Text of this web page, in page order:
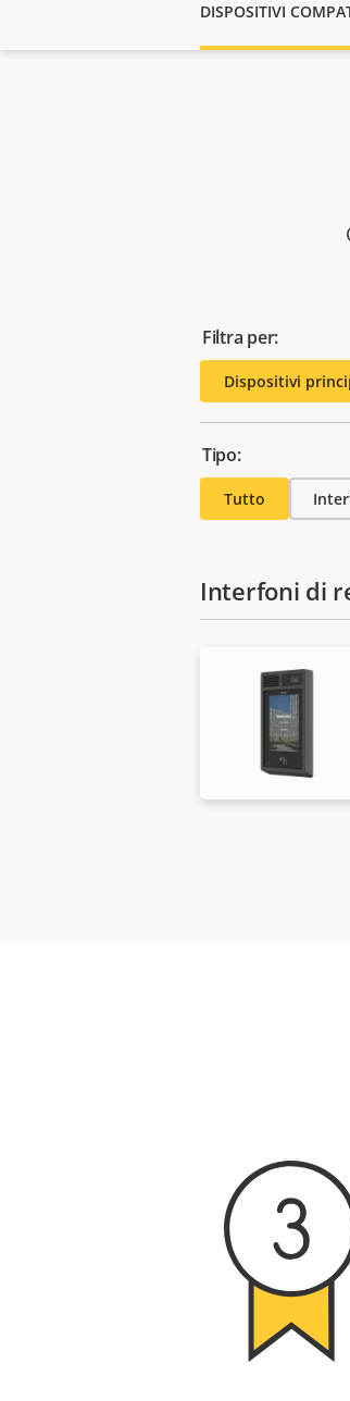
DISPOSITIVI
Filtra per:
Dispositivi
Tipo:
Tutto
Interfoni di